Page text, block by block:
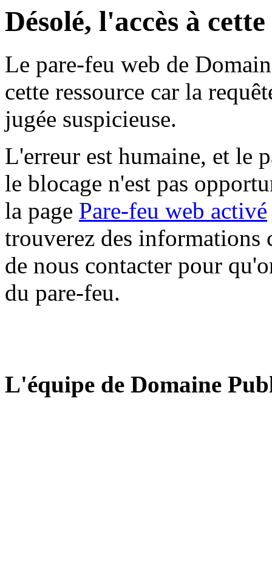
Désolé, l'accès à
Le pare-feu web de
cette ressource car la
jugée suspicieuse.
L'erreur est humaine, et le
le blocage n'est pas
la page Pare-feu web activé
trouverez des informations
de nous contacter pour
du pare-feu.
L'équipe de Domaine